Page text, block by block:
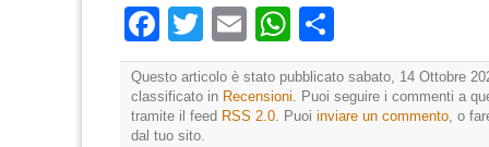
Facebook
TwitterEmailWhatsApp
Questo articolo è stato pubblicato sabato, 14 Ottobre
classificato in Recensioni. Puoi seguire i commenti a
tramite il feed RSS 2.0. Puoi inviare un commento, o
dal tuo sito.